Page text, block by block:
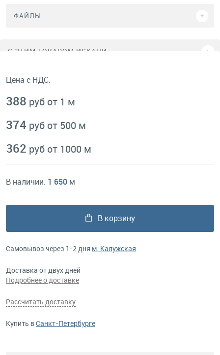
ФАЙЛЫ
C ЭТИМ ТОВАРОМ ИСКАЛИ
Цена с НДС:
388 руб от 1 м
374 руб от 500 м
362 руб от 1000 м
В наличии: 1 650 м
В корзину
Самовывоз через 1-2 дня м. Калужская
Доставка от двух дней
Подробнее о доставке
Рассчитать доставку
Купить вСанкт-Петербурге